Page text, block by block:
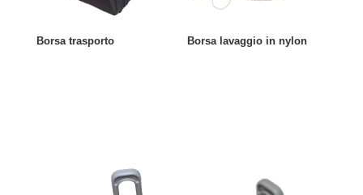
Borsa trasporto Borsa lavaggio in nylon